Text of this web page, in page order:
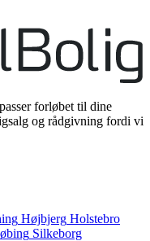
forløbet til dine
og rådgivning fordi vi
Højbjerg Holstebro
Silkeborg